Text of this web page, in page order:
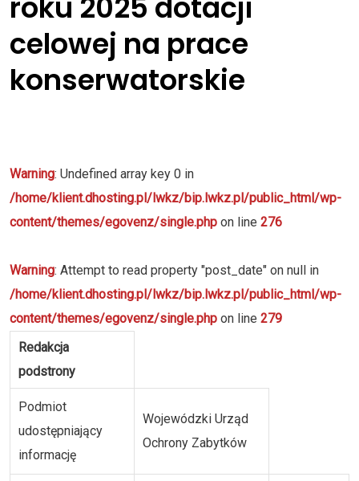
celowej na prace
konserwatorskie
Warning: Undefined array key 0 in
/home/klient.dhosting.pl/lwkz/bip.lwkz.pl/public_html/wp-
content/themes/egovenz/single.php on line 276
Warning: Attempt to read property "post_date" on null in
/home/klient.dhosting.pl/lwkz/bip.lwkz.pl/public_html/wp-
content/themes/egovenz/single.php on line 279
Redakcja
podstrony
Podmiot
udostępniający
informację
Wojewódzki Urząd
Ochrony Zabytków